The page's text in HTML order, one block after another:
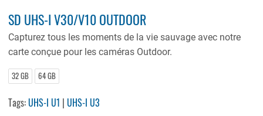
SD UHS-I V30/V10 OUTDOOR
Capturez tous les moments de la vie sauvage avec notre
carte conçue pour les caméras Outdoor.
32 GB 64 GB
Tags:UHS-I U1 |UHS-I U3